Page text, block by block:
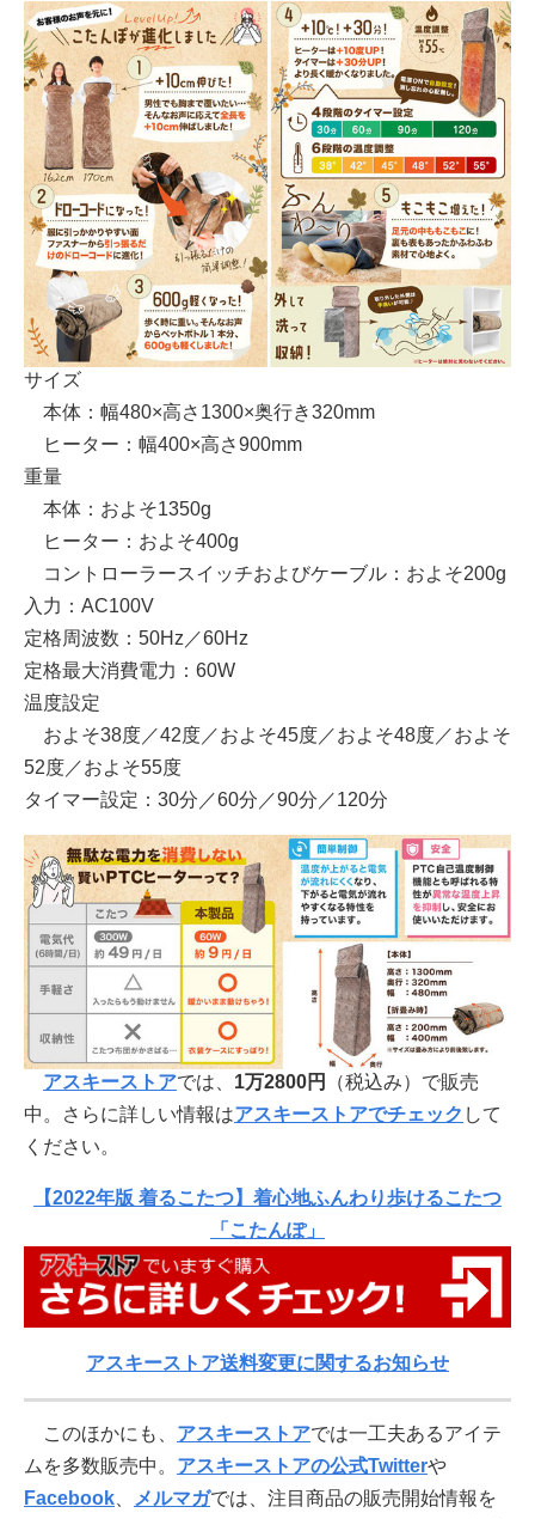
サイズ
本体：幅480×高さ1300×奥行き320mm
ヒーター：幅400×高さ900mm
重量
本体：およそ1350g
ヒーター：およそ400g
コントローラースイッチおよびケーブル：およそ200g
入力：AC100V
定格周波数：50Hz／60Hz
定格最大消費電力：60W
温度設定
およそ38度／42度／およそ45度／およそ48度／およそ
52度／およそ55度
タイマー設定：30分／60分／90分／120分
アスキーストアでは、 1万2800円
（税込み）で販売
中。さらに詳しい情報はアスキーストアでチェック して
ください。
【2022年版 着るこたつ】着心地ふんわり歩けるこたつ
「こたんぽ」
アスキーストア送料変更に関するお知らせ
このほかにも、 アスキーストアでは一工夫あるアイテ
ムを多数販売中。 アスキーストアの公式Twitterや
Facebook
メルマガでは、注目商品の販売開始情報を